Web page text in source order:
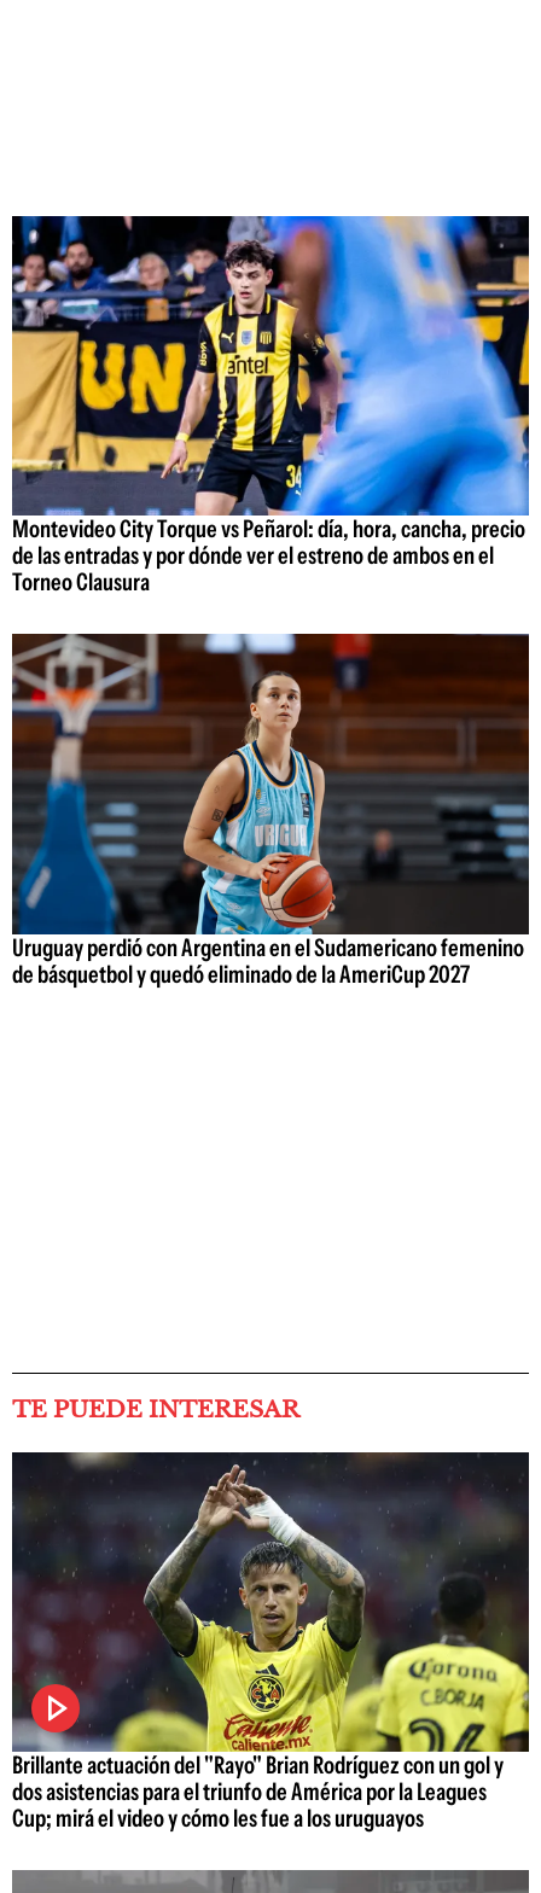
Montevideo City Torque vs Peñarol: día, hora, cancha, precio
de las entradas y por dónde ver el estreno de ambos en el
Torneo Clausura
Uruguay perdió con Argentina en el Sudamericano femenino
de básquetbol y quedó eliminado de la AmeriCup 2027
TE PUEDE INTERESAR
Brillante actuación del "Rayo" Brian Rodríguez con un gol y
dos asistencias para el triunfo de América por la Leagues
Cup; mirá el video y cómo les fue a los uruguayos